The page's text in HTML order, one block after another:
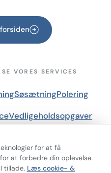
VORES SERVICES
SøsætningPolering
Vedligeholdsopgaver
vask og opsyn
for at få
at forbedre din oplevelse.
tillade. Læs cookie- &